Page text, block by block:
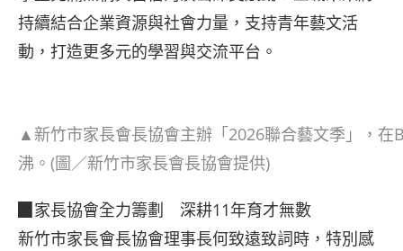
持續結合企業資源與社會力量，支持青年藝文活
動，打造更多元的學習與交流平台。
▲新竹市家長會長協會主辦「2026聯合藝文季」，
沸。(圖／新竹市家長會長協會提供)
▉家長協會全力籌劃 深耕11年育才無數
新竹市家長會長協會理事長何致遠致詞時，特別感